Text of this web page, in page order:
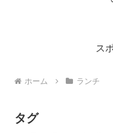
ス
ホーム ランチ
タグ